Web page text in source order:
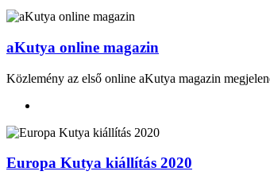
aKutya online magazin
Közlemény az első online aKutya magazin
Europa Kutya kiállítás 2020